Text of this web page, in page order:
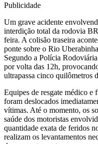
Publicidade
Um grave acidente
interdição total da rodovia
feira. A colisão traseira
ponte sobre o Rio
Segundo a Polícia
por volta das 12h,
ultrapassa cinco quilômetros
Equipes de resgate médico e
foram deslocados
vítimas. Até o momento, os
saúde dos motoristas
quantidade exata de feridos
realizam os levantamentos